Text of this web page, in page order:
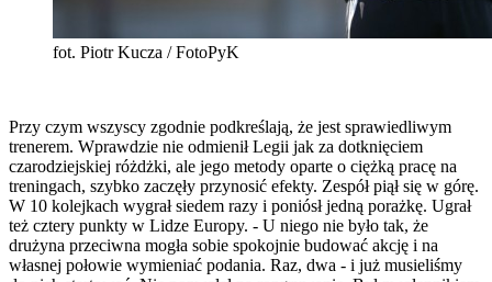
fot. Piotr Kucza / FotoPyK
Przy czym wszyscy zgodnie podkreślają, że jest sprawiedliwym
trenerem. Wprawdzie nie odmienił Legii jak za dotknięciem
czarodziejskiej różdżki, ale jego metody oparte o ciężką pracę na
treningach, szybko zaczęły przynosić efekty. Zespół piął się w górę.
W 10 kolejkach wygrał siedem razy i poniósł jedną porażkę. Ugrał
też cztery punkty w Lidze Europy. - U niego nie było tak, że
drużyna przeciwna mogła sobie spokojnie budować akcję i na
własnej połowie wymieniać podania. Raz, dwa - i już musieliśmy